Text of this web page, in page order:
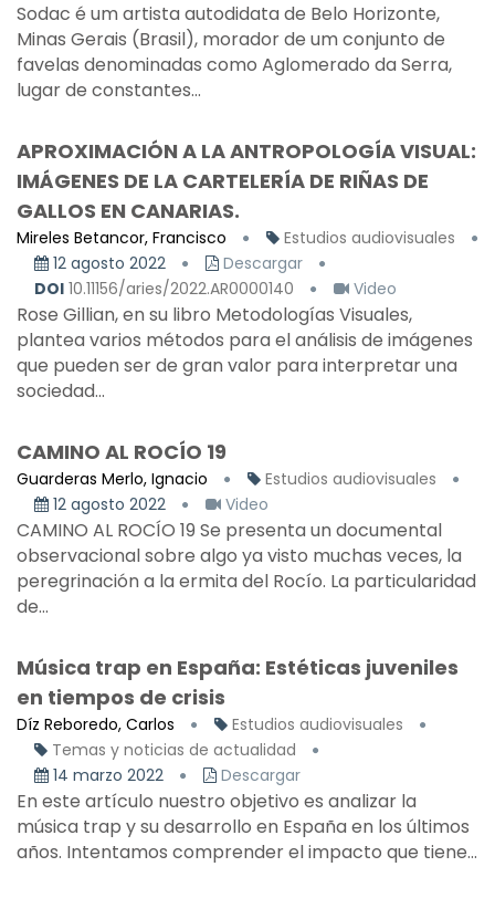
Sodac é um artista autodidata de Belo Horizonte,
Minas Gerais (Brasil), morador de um conjunto de
favelas denominadas como Aglomerado da Serra,
lugar de constantes...
APROXIMACIÓN A LA ANTROPOLOGÍA VISUAL:
IMÁGENES DE LA CARTELERÍA DE RIÑAS DE
GALLOS EN CANARIAS.
Mireles Betancor, Francisco
Estudios audiovisuales
12 agosto 2022
Descargar
DOI 10.11156/aries/2022.AR0000140 Video
Rose Gillian, en su libro Metodologías Visuales,
plantea varios métodos para el análisis de imágenes
que pueden ser de gran valor para interpretar una
sociedad...
CAMINO AL ROCÍO 19
Guarderas Merlo, Ignacio
Estudios audiovisuales
12 agosto 2022
Video
CAMINO AL ROCÍO 19 Se presenta un documental
observacional sobre algo ya visto muchas veces, la
peregrinación a la ermita del Rocío. La particularidad
de...
Música trap en España: Estéticas juveniles
en tiempos de crisis
Díz Reboredo, Carlos
Estudios audiovisuales
Temas y noticias de actualidad
14 marzo 2022
Descargar
En este artículo nuestro objetivo es analizar la
música trap y su desarrollo en España en los últimos
años. Intentamos comprender el impacto que tiene...